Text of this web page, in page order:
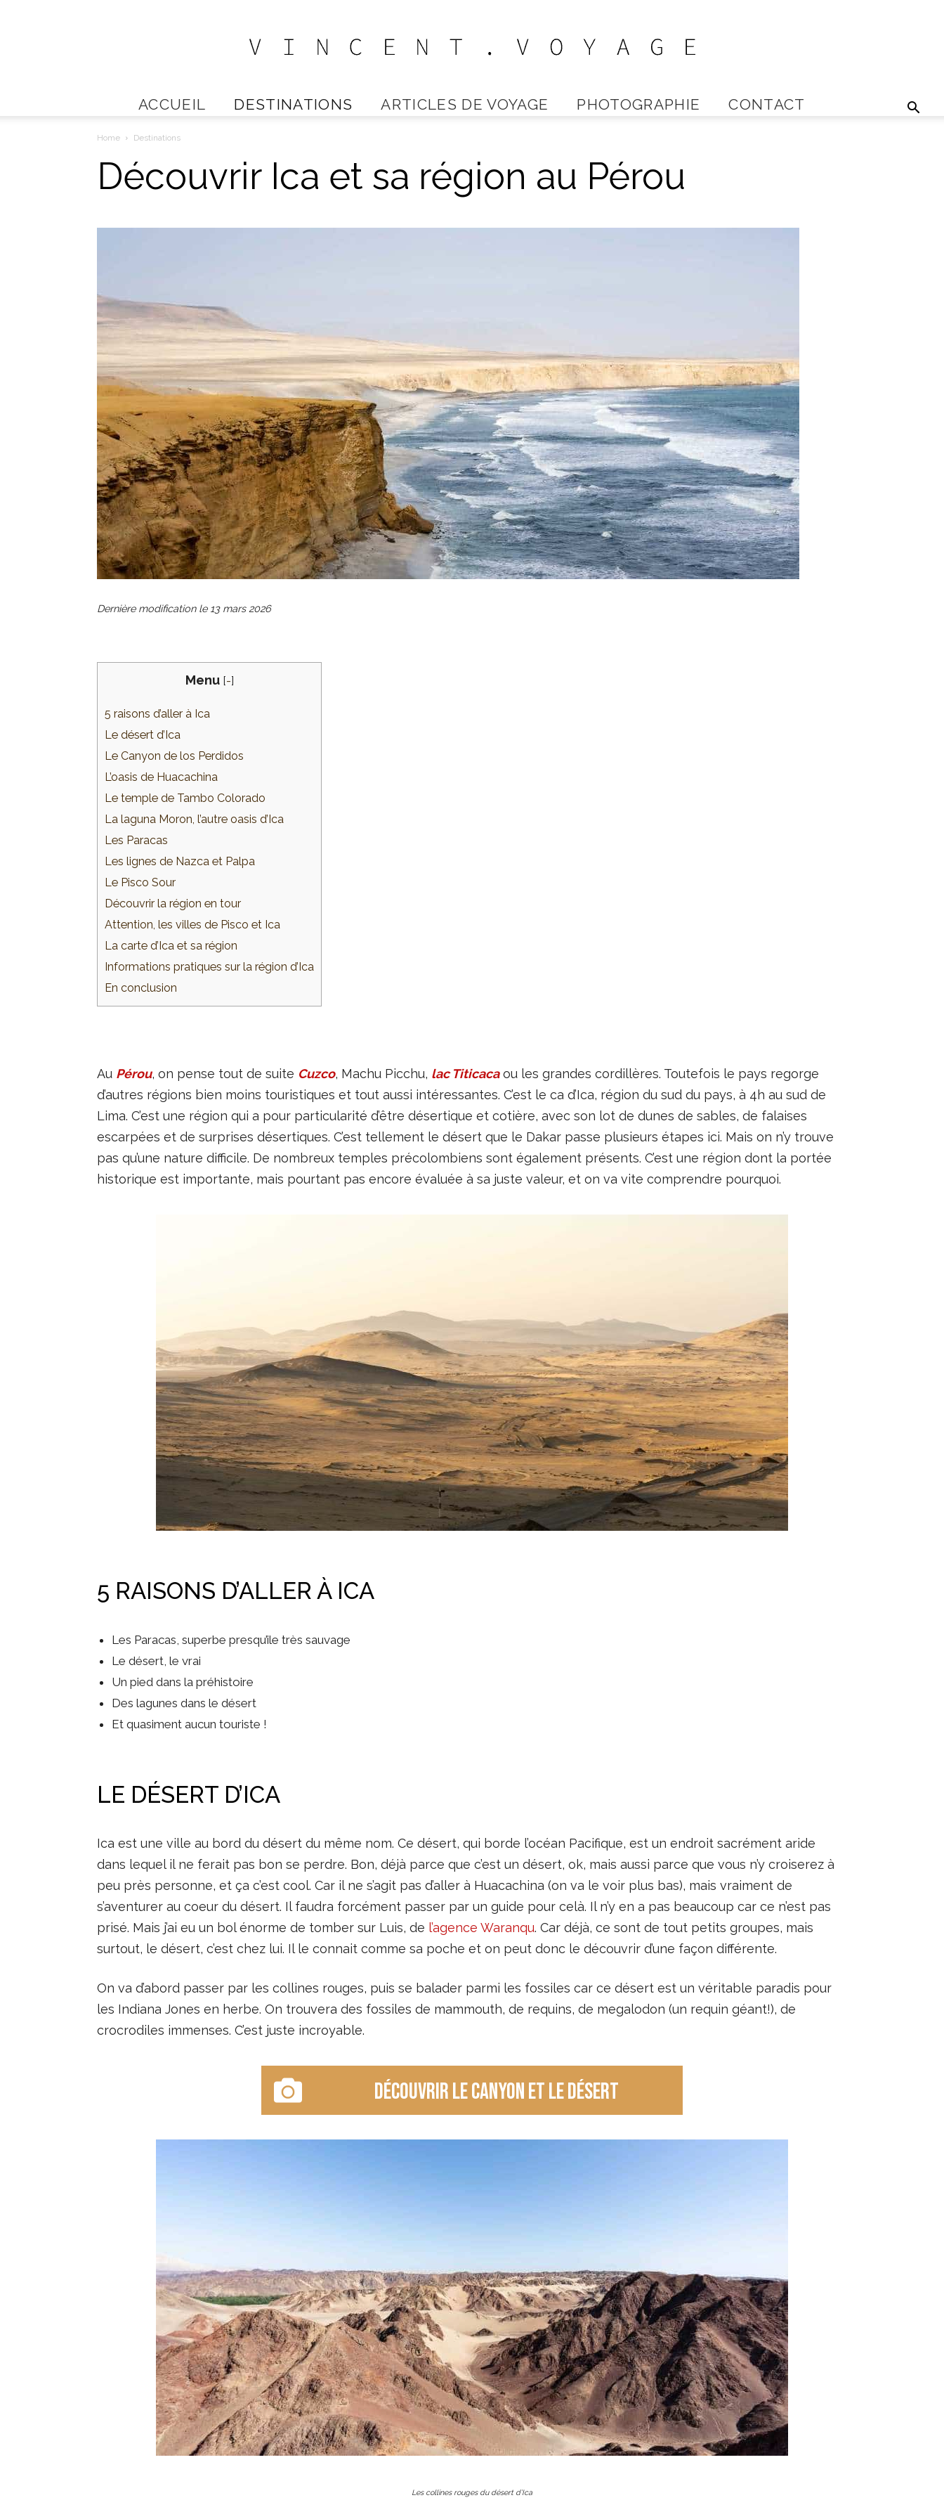
Vincent
ACCUEIL DESTINATIONS ARTICLES DE VOYAGE PHOTOGRAPHIE CONTACT
Home Destinations
Découvrir Ica et sa région au Pérou
Dernière modification le 13 mars 2026
Menu [-]
5 raisons d’aller à Ica
Le désert d’Ica
Le Canyon de los Perdidos
L’oasis de Huacachina
Le temple de Tambo Colorado
La laguna Moron, l’autre oasis d’Ica
Les Paracas
Les lignes de Nazca et Palpa
Le Pisco Sour
Découvrir la région en tour
Attention, les villes de Pisco et Ica
La carte d’Ica et sa région
Informations pratiques sur la région d’Ica
En conclusion
Au Pérou, on pense tout de suite Cuzco, Machu Picchu, lac Titicacaou les grandes cordillères. Toutefois le pays regorge
d’autres régions bien moins touristiques et tout aussi intéressantes. C’est le ca d’Ica, région du sud du pays, à 4h au sud de
Lima. C’est une région qui a pour particularité d’être désertique et cotière, avec son lot de dunes de sables, de falaises
escarpées et de surprises désertiques. C’est tellement le désert que le Dakar passe plusieurs étapes ici. Mais on n’y trouve
pas qu’une nature difficile. De nombreux temples précolombiens sont également présents. C’est une région dont la portée
historique est importante, mais pourtant pas encore évaluée à sa juste valeur, et on va vite comprendre pourquoi.
5 RAISONS D’ALLER À ICA
Les Paracas, superbe presqu’ile très sauvage
Le désert, le vrai
Un pied dans la préhistoire
Des lagunes dans le désert
Et quasiment aucun touriste !
LE DÉSERT D’ICA
Ica est une ville au bord du désert du même nom. Ce désert, qui borde l’océan Pacifique, est un endroit sacrément aride
dans lequel il ne ferait pas bon se perdre. Bon, déjà parce que c’est un désert, ok, mais aussi parce que vous n’y croiserez à
peu près personne, et ça c’est cool. Car il ne s’agit pas d’aller à Huacachina (on va le voir plus bas), mais vraiment de
s’aventurer au coeur du désert. Il faudra forcément passer par un guide pour celà. Il n’y en a pas beaucoup car ce n’est pas
prisé. Mais j’ai eu un bol énorme de tomber sur Luis, de l’agence Waranqu. Car déjà, ce sont de tout petits groupes, mais
surtout, le désert, c’est chez lui. Il le connait comme sa poche et on peut donc le découvrir d’une façon différente.
On va d’abord passer par les collines rouges, puis se balader parmi les fossiles car ce désert est un véritable paradis pour
les Indiana Jones en herbe. On trouvera des fossiles de mammouth, de requins, de megalodon (un requin géant!), de
crocrodiles immenses. C’est juste incroyable.
Découvrir le canyon et le désert
Les collines rouges du désert d’Ica